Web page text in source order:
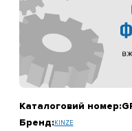
Каталоговий номер:
Бренд:KINZE